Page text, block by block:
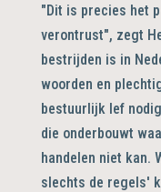
"Dit is precies het
verontrust", zegt
bestrijden is in
woorden en
bestuurlijk lef
die onderbouwt
handelen niet kan.
slechts de regels'